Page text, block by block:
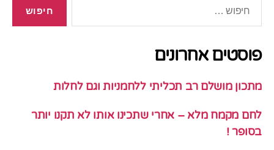
פוסטים אחרונים
מתכון מושלם רב תכליתי ללחמניות וגם לחלות
לחם מקמח מלא – אחרי שתכינו אותו לא תקנו יותר
בסופר !